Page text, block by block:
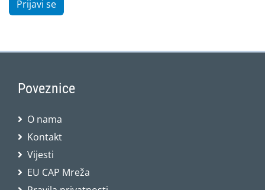
Prijavi se
Poveznice
O nama
Kontakt
Vijesti
EU CAP Mreža